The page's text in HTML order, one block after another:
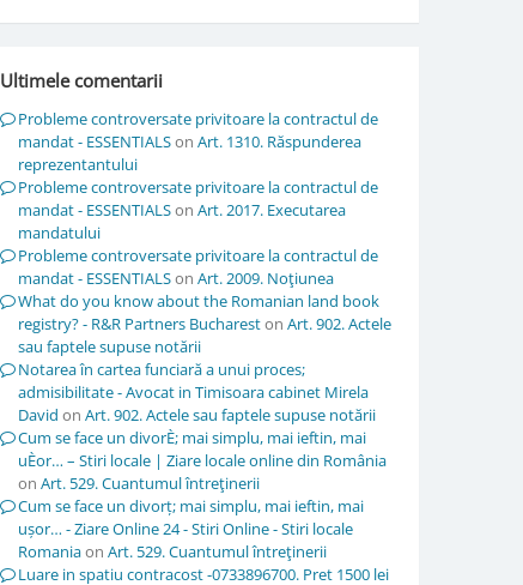
Ultimele comentarii
Probleme controversate privitoare la contractul de
mandat - ESSENTIALSon Art. 1310. Răspunderea
reprezentantului
Probleme controversate privitoare la contractul de
mandat - ESSENTIALSon Art. 2017. Executarea
mandatului
Probleme controversate privitoare la contractul de
mandat - ESSENTIALSon Art. 2009. Noţiunea
What do you know about the Romanian land book
registry? - R&R Partners Buchareston Art. 902. Actele
sau faptele supuse notării
Notarea în cartea funciară a unui proces;
admisibilitate - Avocat in Timisoara cabinet Mirela
David on Art. 902. Actele sau faptele supuse notării
Cum se face un divorÈ; mai simplu, mai ieftin, mai
uÈor… – Stiri locale | Ziare locale online din România
on Art. 529. Cuantumul întreţinerii
Cum se face un divorț; mai simplu, mai ieftin, mai
ușor… - Ziare Online 24 - Stiri Online - Stiri locale
Romaniaon Art. 529. Cuantumul întreţinerii
Luare in spatiu contracost -0733896700. Pret 1500 lei